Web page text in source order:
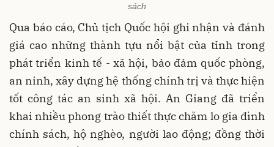
sách
Qua báo cáo, Chủ tịch Quốc hội ghi nhận và đánh
giá cao những thành tựu nổi bật của tỉnh trong
phát triển kinh tế - xã hội, bảo đảm quốc phòng,
an ninh, xây dựng hệ thống chính trị và thực hiện
tốt công tác an sinh xã hội. An Giang đã triển
khai nhiều phong trào thiết thực chăm lo gia đình
chính sách, hộ nghèo, người lao động; đồng thời